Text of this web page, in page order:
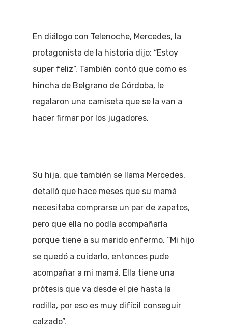
En diálogo con Telenoche, Mercedes, la
protagonista de la historia dijo: “Estoy
super feliz”. También contó que como es
hincha de Belgrano de Córdoba, le
regalaron una camiseta que se la van a
hacer firmar por los jugadores.
Su hija, que también se llama Mercedes,
detalló que hace meses que su mamá
necesitaba comprarse un par de zapatos,
pero que ella no podía acompañarla
porque tiene a su marido enfermo. “Mi hijo
se quedó a cuidarlo, entonces pude
acompañar a mi mamá. Ella tiene una
prótesis que va desde el pie hasta la
rodilla, por eso es muy difícil conseguir
calzado”.